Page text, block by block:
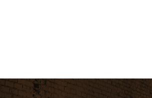
Services